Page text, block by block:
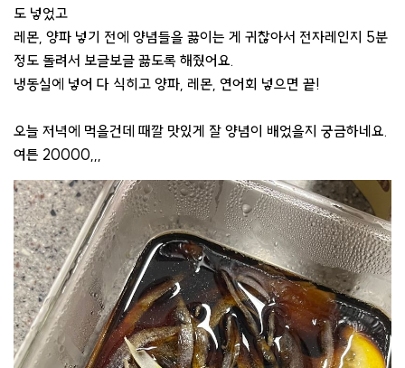
도 넣었고
레몬, 양파 넣기 전에 양념들을 끓이는 게 귀찮아서 전자레인지 5분
정도 돌려서 보글보글 끓도록 해줬어요.
냉동실에 넣어 다 식히고 양파, 레몬, 연어회 넣으면 끝!
오늘 저녁에 먹을건데 때깔 맛있게 잘 양념이 배었을지 궁금하네요.
여튼 20000,,,